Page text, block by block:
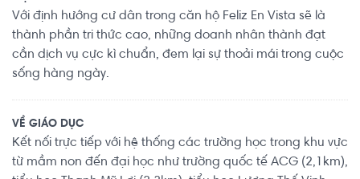
Với định hướng cư dân trong căn hộ Feliz En Vista sẽ là
thành phần tri thức cao, những doanh nhân thành đạt
cần dịch vụ cực kì chuẩn, đem lại sự thoải mái trong cuộc
sống hàng ngày.
VỀ GIÁO DỤC
Kết nối trực tiếp với hệ thống các trường học trong khu vực
từ mầm non đến đại học như trường quốc tế ACG (2,1km),